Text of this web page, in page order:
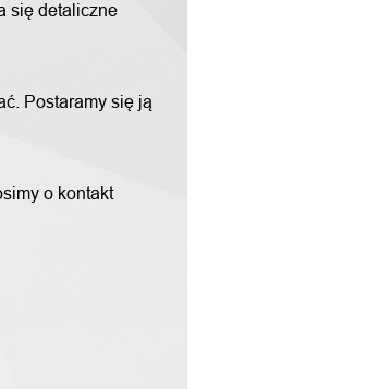
się detaliczne
Postaramy się ją
o kontakt